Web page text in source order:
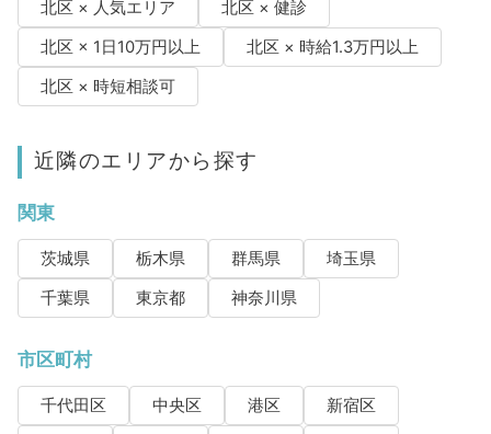
北区 × 人気エリア
北区 × 健診
北区 × 1日10万円以上
北区 × 時給1.3万円以上
北区 × 時短相談可
近隣のエリアから探す
関東
茨城県 栃木県 群馬県
埼玉県
千葉県
東京都 神奈川県
市区町村
千代田区 中央区 港区
新宿区